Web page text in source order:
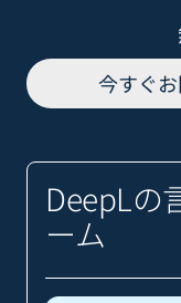
今すぐ
DeepLの
ーム